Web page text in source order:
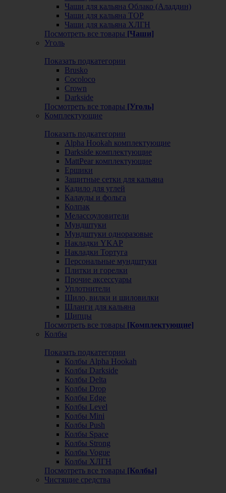
Чаши для кальяна Облако (Аладдин)
Чаши для кальяна ТОР
Чаши для кальяна ХЛГН
Посмотреть все товары [Чаши]
Уголь
Показать подкатегории
Brusko
Cocoloco
Crown
Darkside
Посмотреть все товары [Уголь]
Комплектующие
Показать подкатегории
Alpha Hookah комплектующие
Darkside комплектующие
MattPear комплектующие
Ершики
Защитные сетки для кальяна
Кадило для углей
Калауды и фольга
Колпак
Мелассоуловители
Мундштуки
Мундштуки одноразовые
Накладки YKAP
Накладки Тортуга
Персональные мундштуки
Плитки и горелки
Прочие аксессуары
Уплотнители
Шило, вилки и шиловилки
Шланги для кальяна
Щипцы
Посмотреть все товары [Комплектующие]
Колбы
Показать подкатегории
Колбы Alpha Hookah
Колбы Darkside
Колбы Delta
Колбы Drop
Колбы Edge
Колбы Level
Колбы Mini
Колбы Push
Колбы Space
Колбы Strong
Колбы Vogue
Колбы ХЛГН
Посмотреть все товары [Колбы]
Чистящие средства